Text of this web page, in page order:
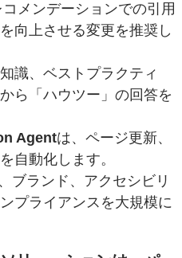
メンデーションでの引用
向上させる変更を推奨し
識、ベストプラクティ
ら「ハウツー」の回答を
Agentは、ページ更新、
自動化します。
ブランド、アクセシビリ
プライアンスを大規模に